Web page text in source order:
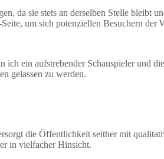
da sie stets an derselben Stelle
um sich potenziellen Besuchern
ein aufstrebender Schauspieler und
gelassen zu werden.
die Öffentlichkeit seither mit
in vielfacher Hinsicht.